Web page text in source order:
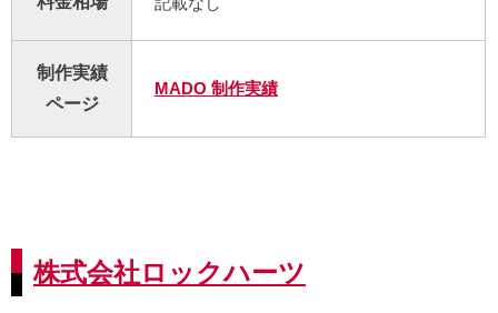
制作実績
ページ
MADO 制作実績
株式会社ロックハーツ